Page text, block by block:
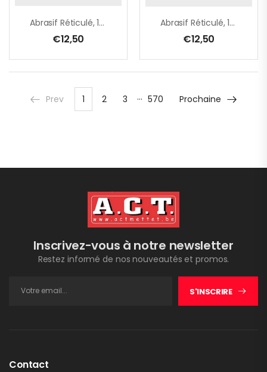
Abrasif Réticulé, 125 Mm, A320
€12,50
Abrasif Réticulé, 125 Mm, A80
€12,50
Prev 1 2 3 … 570 Prochaine
Inscrivez-vous à notre newsletter
Restez informé de nos nouveautés et promos.
S'INSCRIRE
Contact